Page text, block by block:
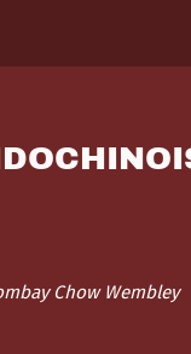
Chow Wembley